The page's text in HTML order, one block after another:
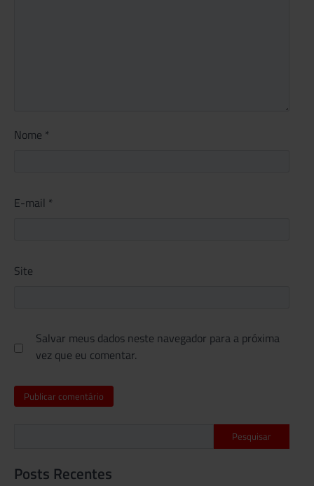
Nome *
E-mail *
Site
Salvar meus dados neste navegador para a próxima
vez que eu comentar.
Pesquisar
Posts Recentes